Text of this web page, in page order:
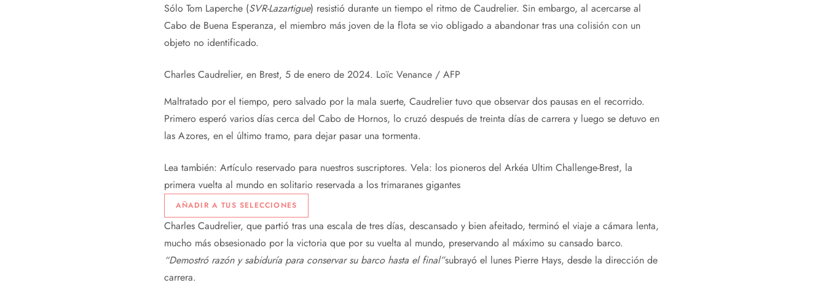
Sólo Tom Laperche (SVR-Lazartigue) resistió durante un tiempo el ritmo de Caudrelier. Sin embargo, al acercarse al
Cabo de Buena Esperanza, el miembro más joven de la flota se vio obligado a abandonar tras una colisión con un
objeto no identificado.
Charles Caudrelier, en Brest, 5 de enero de 2024. Loïc Venance / AFP
Maltratado por el tiempo, pero salvado por la mala suerte, Caudrelier tuvo que observar dos pausas en el recorrido.
Primero esperó varios días cerca del Cabo de Hornos, lo cruzó después de treinta días de carrera y luego se detuvo en
las Azores, en el último tramo, para dejar pasar una tormenta.
Lea también: Artículo reservado para nuestros suscriptores. Vela: los pioneros del Arkéa Ultim Challenge-Brest, la
primera vuelta al mundo en solitario reservada a los trimaranes gigantes
AÑADIR A TUS SELECCIONES
Charles Caudrelier, que partió tras una escala de tres días, descansado y bien afeitado, terminó el viaje a cámara lenta,
mucho más obsesionado por la victoria que por su vuelta al mundo, preservando al máximo su cansado barco.
“Demostró razón y sabiduría para conservar su barco hasta el final”subrayó el lunes Pierre Hays, desde la dirección de
carrera.